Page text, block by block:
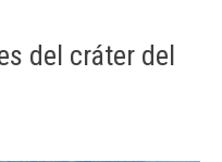
del cráter del